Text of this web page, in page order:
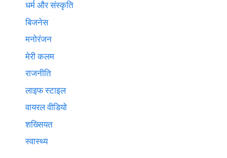
धर्म और संस्कृति
बिजनेस
मनोरंजन
मेरी कलम
राजनीति
लाइफ स्टाइल
वायरल वीडियो
शख्सियत
स्वास्थ्य